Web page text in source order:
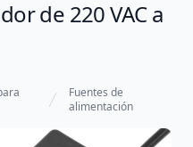
de 220 VAC a
Fuentes de
alimentación